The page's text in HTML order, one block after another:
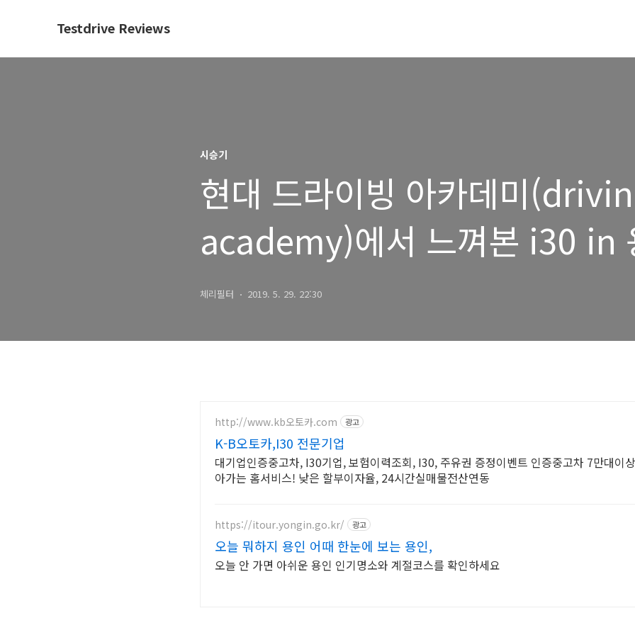
Testdrive Reviews
시승기
현대 드라이빙 아카데미
academy)에서 느껴본 i30 in
스피드웨이 – 1편
체리필터 2019. 5. 29. 22:30
http://www.kb오토카.com 광고
K-B오토카,I30 전문기업
대기업인증중고차, I30기업, 보험이력조회, I30, 주유권 증정이벤트 인증중고차 7만대이
아가는 홈서비스! 낮은 할부이자율, 24시간실매물전산연동
https://itour.yongin.go.kr/ 광고
오늘 뭐하지 용인 어때 한눈에 보는 용인,
오늘 안 가면 아쉬운 용인 인기명소와 계절코스를 확인하세요